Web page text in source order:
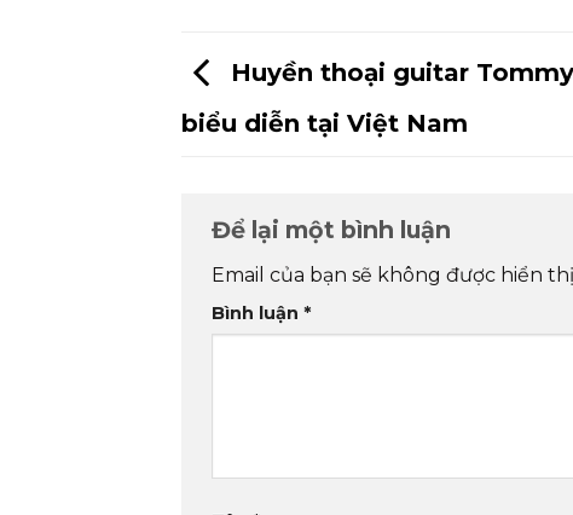
Huyền thoại guitar
biểu diễn tại Việt Nam
Để lại một bình luận
Email của bạn sẽ không được hiển
Bình luận *